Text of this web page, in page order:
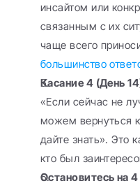
инсайтом или
связанным с их
чаще всего
большинство
Касание 4 (День
«Если сейчас не
можем вернуться
дайте знать». Это
кто был
Остановитесь на